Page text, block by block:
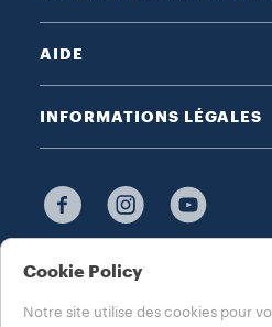
AIDE
INFORMATIONS LÉGALES
CHOISISSEZ VOTRE PAYS
FRANCE
Cookie Policy
Notre site utilise des cookies pour